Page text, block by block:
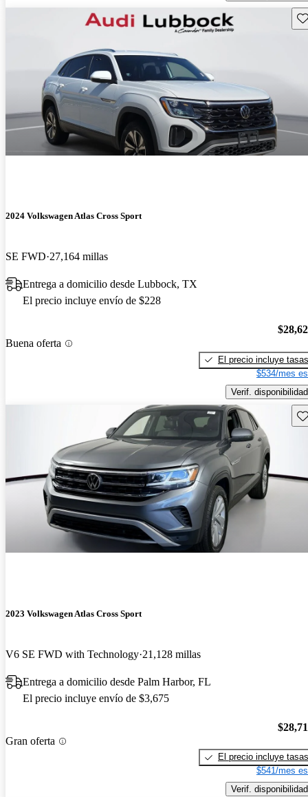
2024 Volkswagen Atlas Cross Sport
SE FWD 27,164 millas
Entrega a domicilio desde Lubbock, TX
El precio incluye envío de $228
Buena oferta
El precio incluye tasas
$534/mes
Verif. disponibilidad
2023 Volkswagen Atlas Cross Sport
V6 SE FWD with Technology 21,128 millas
Entrega a domicilio desde Palm Harbor, FL
El precio incluye envío de $3,675
Gran oferta
El precio incluye tasas
$541/mes
Verif. disponibilidad